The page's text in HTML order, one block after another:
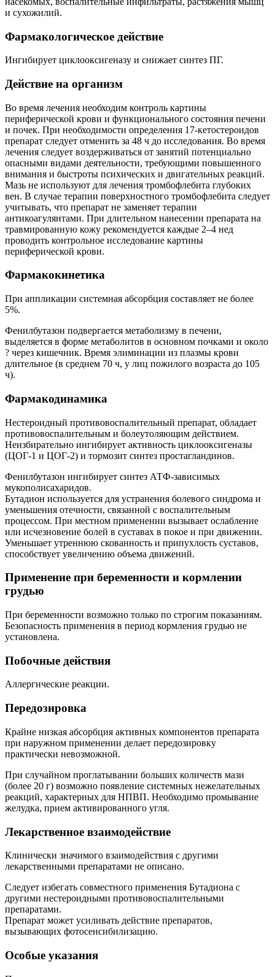
и сухожилий.
Фармакологическое действие
Ингибирует циклооксигеназу и снижает синтез ПГ.
Действие на организм
Во время лечения необходим контроль картины
периферической крови и функционального состояния печени
и почек. При необходимости определения 17-кетостероидов
препарат следует отменить за 48 ч до исследования. Во время
лечения следует воздерживаться от занятий потенциально
опасными видами деятельности, требующими повышенного
внимания и быстроты психических и двигательных реакций.
Мазь не используют для лечения тромбофлебита глубоких
вен. В случае терапии поверхностного тромбофлебита следует
учитывать, что препарат не заменяет терапии
антикоагулянтами. При длительном нанесении препарата на
травмированную кожу рекомендуется каждые 2–4 нед
проводить контрольное исследование картины
периферической крови.
Фармакокинетика
При аппликации системная абсорбция составляет не более
5%.
Фенилбутазон подвергается метаболизму в печени,
выделяется в форме метаболитов в основном почками и около
? через кишечник. Время элиминации из плазмы крови
длительное (в среднем 70 ч, у лиц пожилого возраста до 105
ч).
Фармакодинамика
Нестероидный противовоспалительный препарат, обладает
противовоспалительным и болеутоляющим действием.
Неизбирательно ингибирует активность циклооксигеназы
(ЦОГ-1 и ЦОГ-2) и тормозит синтез простагландинов.
Фенилбутазон ингибирует синтез АТФ-зависимых
мукополисахаридов.
Бутадион используется для устранения болевого синдрома и
уменьшения отечности, связанной с воспалительным
процессом. При местном применении вызывает ослабление
или исчезновение болей в суставах в покое и при движении.
Уменьшает утреннюю скованность и припухлость суставов,
способствует увеличению объема движений.
Применение при беременности и кормлении
грудью
При беременности возможно только по строгим показаниям.
Безопасность применения в период кормления грудью не
установлена.
Побочные действия
Аллергические реакции.
Передозировка
Крайне низкая абсорбция активных компонентов препарата
при наружном применении делает передозировку
практически невозможной.
При случайном проглатывании больших количеств мази
(более 20 г) возможно появление системных нежелательных
реакций, характерных для НПВП. Необходимо промывание
желудка, прием активированного угля.
Лекарственное взаимодействие
Клинически значимого взаимодействия с другими
лекарственными препаратами не описано.
Следует избегать совместного применения Бутадиона с
другими нестероидными противовоспалительными
препаратами.
Препарат может усиливать действие препаратов,
вызывающих фотосенсибилизацию.
Особые указания